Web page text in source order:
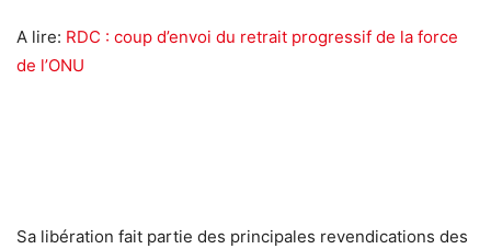
A lire: RDC : coup d’envoi du retrait progressif de la force
de l’ONU
Sa libération fait partie des principales revendications des